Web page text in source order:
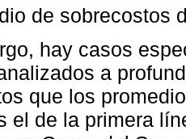
de sobrecostos
hay casos
a
que los
el de la primera